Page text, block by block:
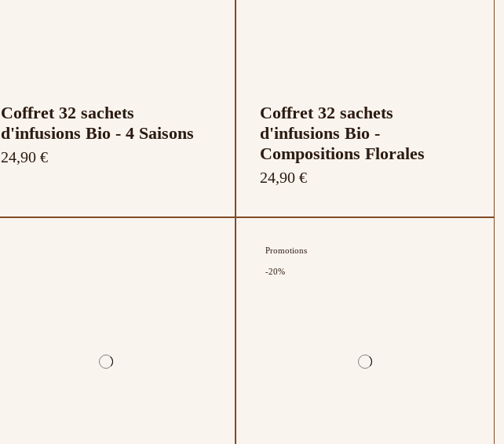
Coffret 32 sachets
d'infusions Bio - 4 Saisons
24,90 €
Coffret 32 sachets
d'infusions Bio -
Compositions Florales
24,90 €
Promotions
-20%